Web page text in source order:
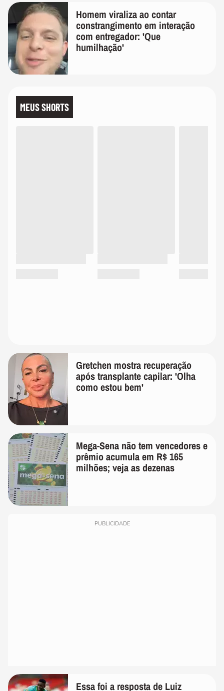
Homem viraliza ao contar
constrangimento em interação
com entregador: 'Que
humilhação'
MEUS SHORTS
Gretchen mostra recuperação
após transplante capilar: 'Olha
como estou bem'
Mega-Sena não tem vencedores e
prêmio acumula em R$ 165
milhões; veja as dezenas
PUBLICIDADE
Essa foi a resposta de Luiz